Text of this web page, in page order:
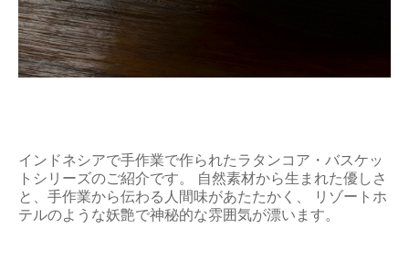
インドネシアで手作業で作られたラタンコア・バスケッ
トシリーズのご紹介です。 自然素材から生まれた優しさ
と、手作業から伝わる人間味があたたかく、 リゾートホ
テルのような妖艶で神秘的な雰囲気が漂います。